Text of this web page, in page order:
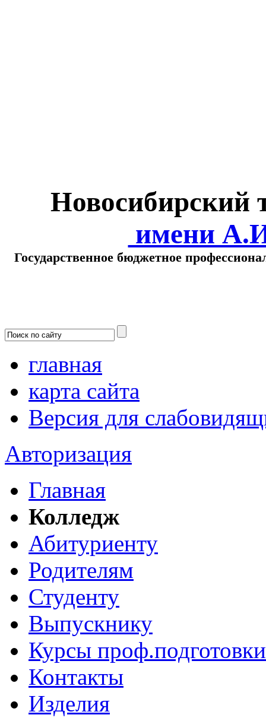
Новосибирский
имени
Государственное бюджетное
главная
карта сайта
Версия для
Авторизация
Главная
Колледж
Абитуриенту
Родителям
Студенту
Выпускнику
Курсы проф.подготовки
Контакты
Изделия